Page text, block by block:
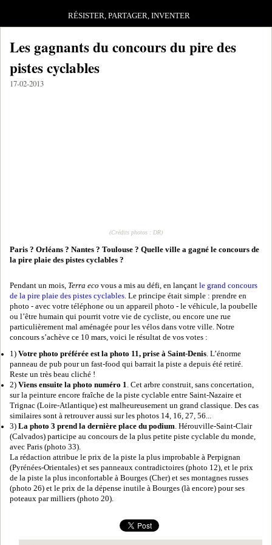
RÉSISTER, PARTAGER, INVENTER
Les gagnants du concours du pire des
pistes cyclables
17-02-2013
(Crédits photos : DR)
Paris ? Orléans ? Nantes ? Toulouse ? Quelle ville a gagné le concours de
la pire plaie des pistes cyclables ?
Pendant un mois, Terra eco vous a mis au défi, en lançant le grand concours
de la pire plaie des pistes cyclables. Le principe était simple : prendre en
photo - avec votre téléphone ou un appareil photo - le véhicule, la poubelle
ou l’être humain qui pourrit votre vie de cycliste, ou encore une rue
particulièrement mal aménagée pour les vélos dans votre ville. Notre
concours s’achève ce 10 mars, voici le résultat de vos votes :
1) Votre photo préférée est la photo 11, prise à Saint-Denis. L’énorme
panneau de pub pour un fast-food qui barrait la piste a depuis été retiré.
Reste un très beau cliché !
2) Viens ensuite la photo numéro 1. Cet arbre construit, sans concertation,
sur la peinture encore fraîche de la piste cyclable entre Saint-Nazaire et
Trignac (Loire-Atlantique) est malheureusement un grand classique. Des cas
similaires sont à retrouver aussi sur les photos 14, 16, 27, 56...
3) La photo 3 prend la dernière place du podium. Hérouville-Saint-Clair
(Calvados) participe au concours de la plus petite piste cyclable du monde,
avec Paris (photo 33).
La rédaction attribue le prix de la piste la plus improbable à Perpignan
(Pyrénées-Orientales) et ses panneaux contradictoires (photo 12), et le prix
de la piste la plus inconfortable à Bourges (Cher) et ses montagnes russes
(photo 26) et le prix de la dépense inutile à Bourges (là encore) pour ses
poteaux par milliers (photo 20).